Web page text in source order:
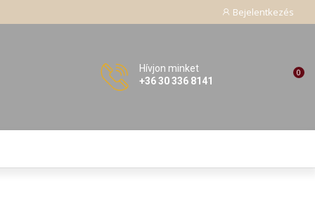
Bejelentkezés
Hívjon minket
+36 30 336 8141
0